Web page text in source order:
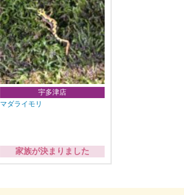
宇多津店
マダライモリ
家族が決まりました